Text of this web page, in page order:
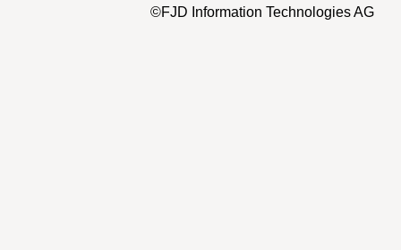
©FJD Information Technologies AG